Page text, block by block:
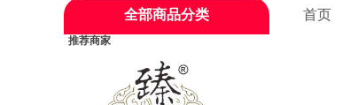
全部商品分类 首页
推荐商家